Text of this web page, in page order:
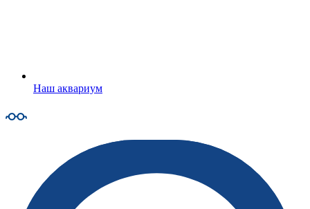
Наш аквариум